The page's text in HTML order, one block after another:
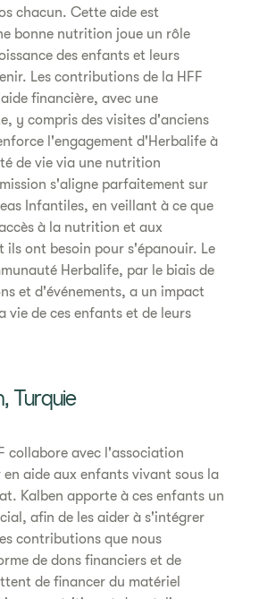
chacun. Cette aide est
bonne nutrition joue un rôle
des enfants et leurs
Les contributions de la HFF
financière, avec une
y compris des visites d'anciens
l'engagement d'Herbalife à
de vie via une nutrition
s'aligne parfaitement sur
Infantiles, en veillant à ce que
à la nutrition et aux
ont besoin pour s'épanouir. Le
Herbalife, par le biais de
et d'événements, a un impact
vie de ces enfants et de leurs
Turquie
collabore avec l'association
en aide aux enfants vivant sous la
Kalben apporte à ces enfants un
afin de les aider à s'intégrer
contributions que nous
de dons financiers et de
de financer du matériel